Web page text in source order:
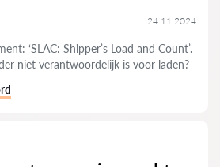
24.11.2024
‘SLAC: Shipper’s Load and Count’.
niet verantwoordelijk is voor laden?